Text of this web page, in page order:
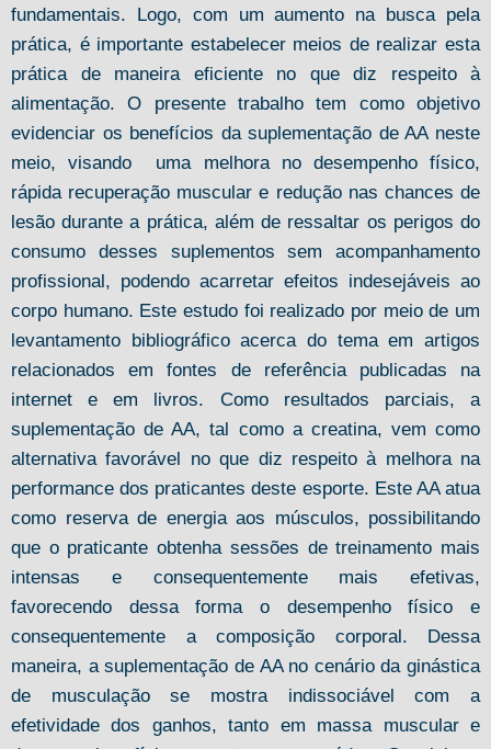
fundamentais. Logo, com um aumento na busca pela
prática, é importante estabelecer meios de realizar esta
prática de maneira eficiente no que diz respeito à
alimentação. O presente trabalho tem como objetivo
evidenciar os benefícios da suplementação de AA neste
meio, visando uma melhora no desempenho físico,
rápida recuperação muscular e redução nas chances de
lesão durante a prática, além de ressaltar os perigos do
consumo desses suplementos sem acompanhamento
profissional, podendo acarretar efeitos indesejáveis ao
corpo humano. Este estudo foi realizado por meio de um
levantamento bibliográfico acerca do tema em artigos
relacionados em fontes de referência publicadas na
internet e em livros. Como resultados parciais, a
suplementação de AA, tal como a creatina, vem como
alternativa favorável no que diz respeito à melhora na
performance dos praticantes deste esporte. Este AA atua
como reserva de energia aos músculos, possibilitando
que o praticante obtenha sessões de treinamento mais
intensas e consequentemente mais efetivas,
favorecendo dessa forma o desempenho físico e
consequentemente a composição corporal. Dessa
maneira, a suplementação de AA no cenário da ginástica
de musculação se mostra indissociável com a
efetividade dos ganhos, tanto em massa muscular e